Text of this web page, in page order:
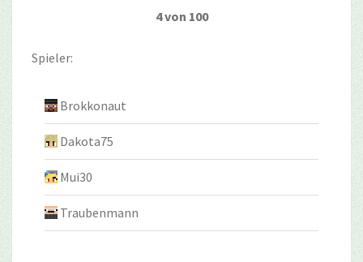
4 von 100
Spieler:
Brokkonaut
Dakota75
Mui30
Traubenmann